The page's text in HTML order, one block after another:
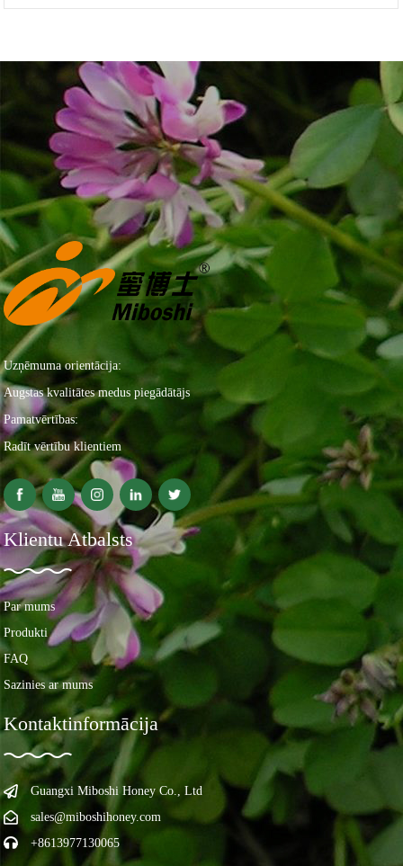
Uzņēmuma orientācija:
Augstas kvalitātes medus piegādātājs
Pamatvērtības:
Radīt vērtību klientiem
Klientu Atbalsts
Par mums
Produkti
FAQ
Sazinies ar mums
Kontaktinformācija
Guangxi Miboshi Honey Co., Ltd
sales@miboshihoney.com
+8613977130065